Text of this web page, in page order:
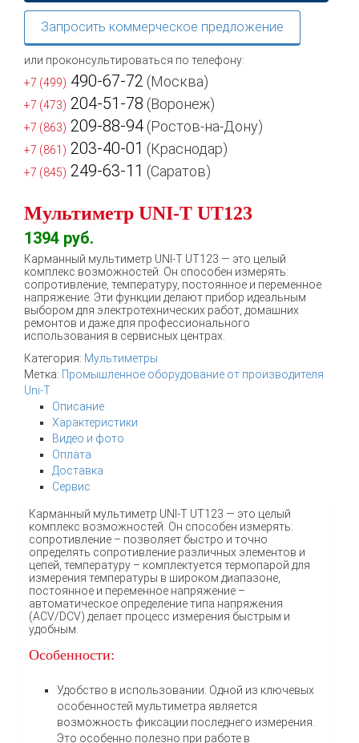
Запросить коммерческое предложение
или проконсультироваться по телефону:
+7 (499) 490-67-72 (Москва)
+7 (473) 204-51-78 (Воронеж)
+7 (863) 209-88-94 (Ростов-на-Дону)
+7 (861) 203-40-01 (Краснодар)
+7 (845) 249-63-11 (Саратов)
Мультиметр UNI-T UT123
1394 руб.
Карманный мультиметр UNI-T UT123 — это целый
комплекс возможностей. Он способен измерять:
сопротивление, температуру, постоянное и переменное
напряжение. Эти функции делают прибор идеальным
выбором для электротехнических работ, домашних
ремонтов и даже для профессионального
использования в сервисных центрах.
Категория: Мультиметры
Метка: Промышленное оборудование от производителя
Uni-T
Описание
Характеристики
Видео и фото
Оплата
Доставка
Сервис
Карманный мультиметр UNI-T UT123 — это целый
комплекс возможностей. Он способен измерять:
сопротивление – позволяет быстро и точно
определять сопротивление различных элементов и
цепей, температуру – комплектуется термопарой для
измерения температуры в широком диапазоне,
постоянное и переменное напряжение –
автоматическое определение типа напряжения
(ACV/DCV) делает процесс измерения быстрым и
удобным.
Особенности:
Удобство в использовании. Одной из ключевых
особенностей мультиметра является
возможность фиксации последнего измерения.
Это особенно полезно при работе в